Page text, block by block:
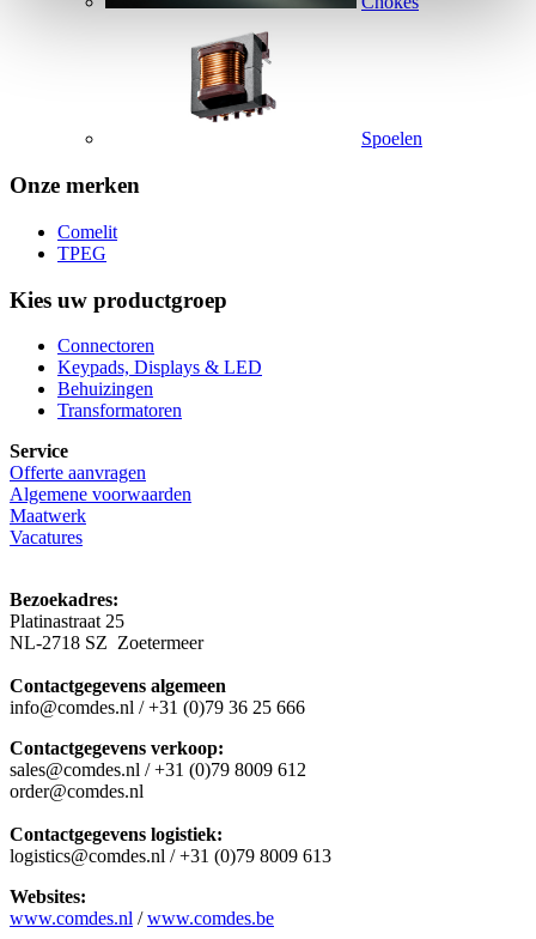
Spoelen
Onze merken
Comelit
TPEG
Kies uw productgroep
Connectoren
Keypads, Displays & LED
Behuizingen
Transformatoren
Service
Offerte aanvragen
Algemene voorwaarden
Maatwerk
Vacatures
Bezoekadres:
Platinastraat 25
NL-2718 SZ Zoetermeer
Contactgegevens algemeen
info@comdes.nl / +31 (0)79 36 25 666
Contactgegevens verkoop:
sales@comdes.nl / +31 (0)79 8009 612
order@comdes.nl
Contactgegevens logistiek:
logistics@comdes.nl / +31 (0)79 8009 613
Websites:
www.comdes.nl /www.comdes.be